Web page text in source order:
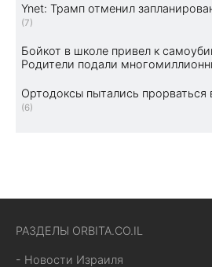
Ynet: Трамп отменил
(7)
Бойкот в школе привел к
Родители подали
Ортодоксы пытались
(6)
РАЗДЕЛЫ ORBITA.CO.IL
- Новости Израиля